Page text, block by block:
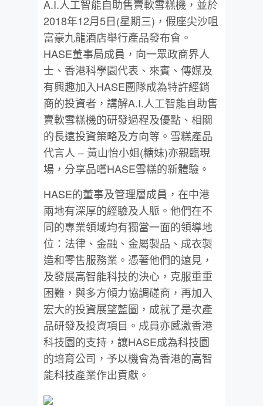
A.I.人工智能自助售賣軟雪糕機，並於
2018年12月5日(星期三) ，假座尖沙咀
富豪九龍酒店舉行產品發布會。
HASE董事局成員， 向一眾政商界人
士、香港科學園代表、來賓、 傳媒及
有興趣加入HASE團隊成為特許經銷
商的投資者，講解A.I.人工智能自助售
賣軟雪糕機的研發過程及優點、 相關
的長遠投資策略及方向等。雪糕產品
代言人 – 黃山怡小姐(糖妹)亦親臨現
場，分享品嚐HASE雪糕的新體驗。
HASE的董事及管理層成員，在中港
兩地有深厚的經驗及人脈。 他們在不
同的專業領域均有獨當一面的領導地
位：法律、金融、 金屬製品、成衣製
造和零售服務業。憑著他們的遠見，
及發展高智能科技的決心，克服重重
困難，與多方傾力協調磋商， 再加入
宏大的投資展望藍圖，成就了是次產
品研發及投資項目。 成員亦感激香港
科技園的支持，讓HASE成為科技園
的培育公司， 予以機會為香港的高智
能科技產業作出貢獻。